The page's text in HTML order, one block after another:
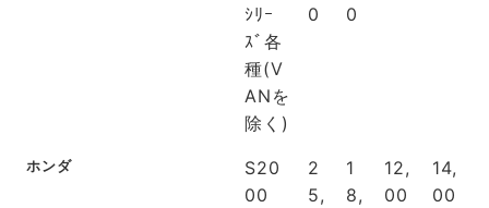
ｼﾘｰ
ｽﾞ各
種(V
ANを
除く)
0
0
ホンダ
S20
00
2
5,
1
8,
12,
00
14,
00